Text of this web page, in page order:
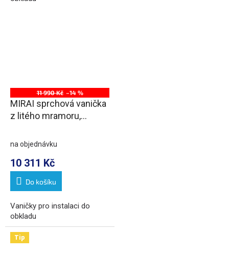
11 990 Kč –14 %
MIRAI sprchová vanička
z litého mramoru,
levá, bílá
na objednávku
10 311 Kč
Do košíku
Vaničky pro instalaci do
obkladu
Tip